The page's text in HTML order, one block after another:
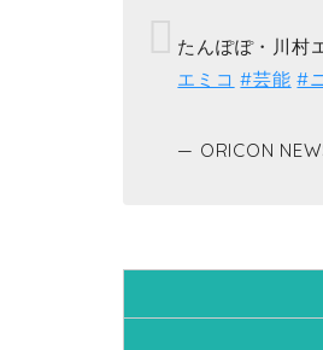
たんぽぽ・川村
エミコ #芸能 #
— ORICON